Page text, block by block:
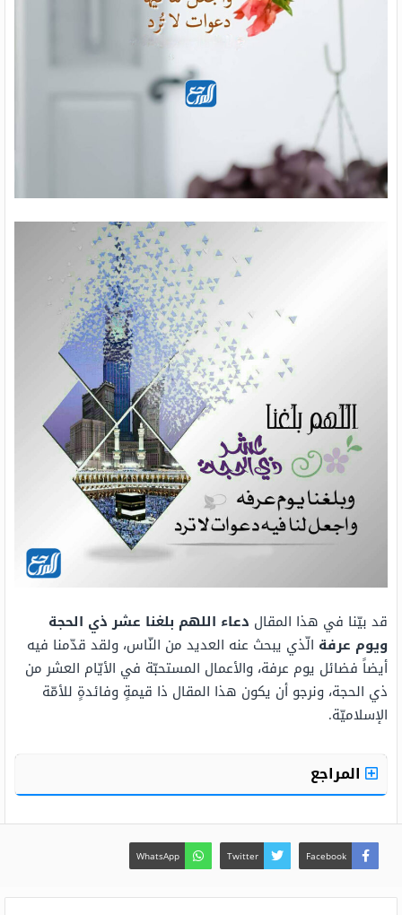
قد بيّنا في هذا المقال دعاء اللهم بلغنا عشر ذي الحجة
ويوم عرفة الّذي يبحث عنه العديد من النّاس، ولقد قدّمنا فيه
أيضاً فضائل يوم عرفة، والأعمال المستحبّة في الأيّام العشر من
ذي الحجة، ونرجو أن يكون هذا المقال ذا قيمةٍ وفائدةٍ للأمّة
الإسلاميّة.
المراجع
Facebook
Twitter
WhatsApp